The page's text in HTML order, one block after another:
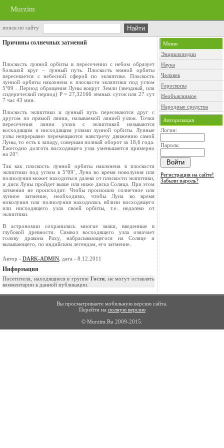
Murzim
поиск по сайту
Причины солнечных затмений
Плоскость лунной орбиты в пересечении с небом образует
большой круг – лунный путь. Плоскость земной орбиты
пересекается с небесной сферой по эклиптике. Плоскость
лунной орбиты наклонена к плоскости эклиптики под углом
5°09 . Период обращения Луны вокруг Земли (звездный, или
сидерический период) Р = 27,32166 земных суток или 27 сут
7 час 43 мин.
Плоскость эклиптики и лунный путь пересекаются друг с
другом по прямой линии, называемой линией узлов. Точки
пересечения линии узлов с эклиптикой называются
восходящим и нисходящим узлами лунной орбиты. Лунные
узлы непрерывно перемещаются навстречу движению самой
Луны, то есть к западу, совершая полный оборот за 18,6 года.
Ежегодно долгота восходящего узла уменьшается примерно
на 20°.
Так как плоскость лунной орбиты наклонена к плоскости
эклиптики под углом в 5°09´, Луна во время новолуния или
полнолуния может находиться далеко от плоскости эклиптики,
и диск Луны пройдет выше или ниже диска Солнца. При этом
затмения не происходит. Чтобы произошло солнечное или
лунное затмение, необходимо, чтобы Луна во время
новолуния или полнолуния находилась вблизи восходящего
или нисходящего узла своей орбиты, т.е. недалеко от
эклиптики.
В астрономии сохранились многие знаки, введенные в
глубокой древности. Символ восходящего узла означает
голову дракона Раху, набрасывающегося на Солнце и
вызывающего, по индийским легендам, его затмение.
Автор - DARK-ADMIN , дата - 8.12.2011
Информация
Посетители, находящиеся в группе Гости, не могут оставлять
комментарии к данной публикации.
Меню
Энциклопедии
Наука
Человек
Гороскопы
Необъяснимое
Народные средства
Авторизация
Логин:
Пароль:
Регистрация на сайте!
Забыли пароль?
Вы просматриваете мобильную версию сайта.
Перейти на полную версию
© Murzim.Ru 2009-2015.